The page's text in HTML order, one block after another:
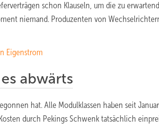
schon Klauseln, um die zu
niemand. Produzenten von
Eigenstrom
abwärts
hat. Alle Modulklassen haben seit
durch Pekings Schwenk tatsächlich